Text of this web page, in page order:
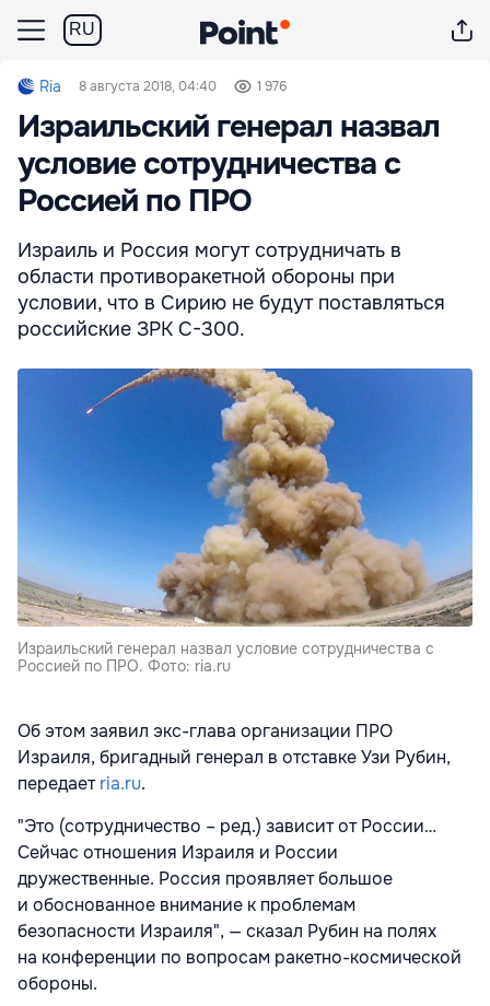
RU
Ria 8 августа 2018, 04:40 1 976
Израильский генерал назвал
условие сотрудничества с
Россией по ПРО
Израиль и Россия могут сотрудничать в
области противоракетной обороны при
условии, что в Сирию не будут поставляться
российские ЗРК С-300.
Израильский генерал назвал условие сотрудничества с
Россией по ПРО. Фото: ria.ru
Об этом заявил экс-глава организации ПРО
Израиля, бригадный генерал в отставке Узи Рубин,
передаетria.ru.
"Это (сотрудничество – ред.) зависит от России…
Сейчас отношения Израиля и России
дружественные. Россия проявляет большое
и обоснованное внимание к проблемам
безопасности Израиля", — сказал Рубин на полях
на конференции по вопросам ракетно-космической
обороны.